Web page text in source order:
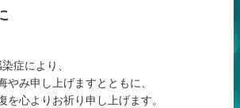
症により、
み申し上げますとともに、
心よりお祈り申し上げます。